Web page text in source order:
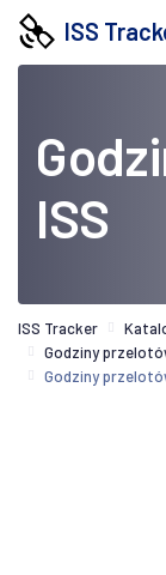
ISS
ISS
ISS Tracker
Godziny
Godziny